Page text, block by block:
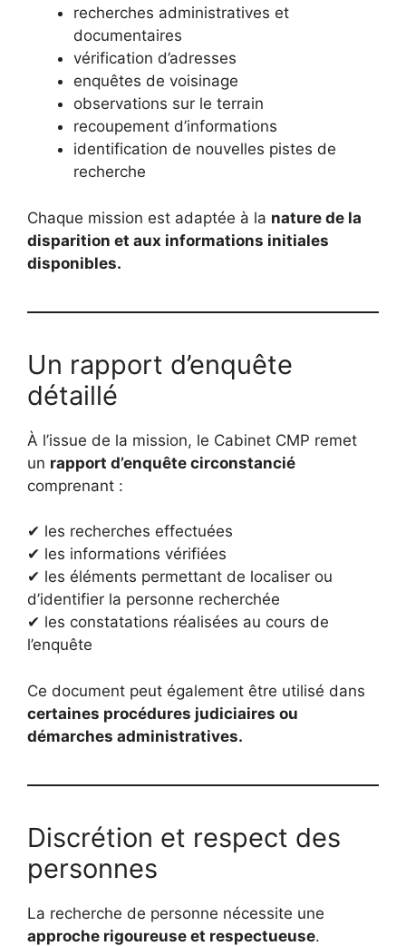
recherches administratives et
documentaires
vérification d’adresses
enquêtes de voisinage
observations sur le terrain
recoupement d’informations
identification de nouvelles pistes de
recherche
Chaque mission est adaptée à la nature de la
disparition et aux informations initiales
disponibles.
Un rapport d’enquête
détaillé
À l’issue de la mission, le Cabinet CMP remet
un rapport d’enquête circonstancié
comprenant :
✔ les recherches effectuées
✔ les informations vérifiées
✔ les éléments permettant de localiser ou
d’identifier la personne recherchée
✔ les constatations réalisées au cours de
l’enquête
Ce document peut également être utilisé dans
certaines procédures judiciaires ou
démarches administratives.
Discrétion et respect des
personnes
La recherche de personne nécessite une
approche rigoureuse et respectueuse.